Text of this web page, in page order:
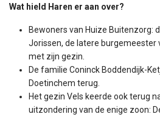
Wat hield Haren er aan over?
Bewoners van Huize Buitenzorg:
Jorissen, de latere burgemeester
met zijn gezin.
De familie Coninck Boddendijk-
Doetinchem terug.
Het gezin Vels keerde ook terug
uitzondering van de enige zoon: